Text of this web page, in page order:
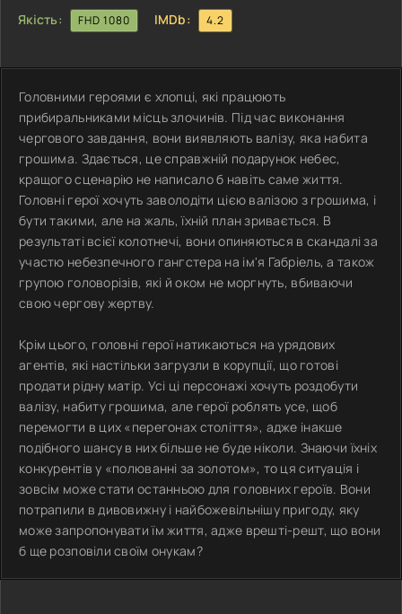
Якість:
FHD 1080 IMDb: 4.2
Головними героями є хлопці, які працюють
прибиральниками місць злочинів. Під час виконання
чергового завдання, вони виявляють валізу, яка набита
грошима. Здається, це справжній подарунок небес,
кращого сценарію не написало б навіть саме життя.
Головні герої хочуть заволодіти цією валізою з грошима, і
бути такими, але на жаль, їхній план зривається. В
результаті всієї колотнечі, вони опиняються в скандалі за
участю небезпечного гангстера на ім'я Габріель, а також
групою головорізів, які й оком не моргнуть, вбиваючи
свою чергову жертву.
Крім цього, головні герої натикаються на урядових
агентів, які настільки загрузли в корупції, що готові
продати рідну матір. Усі ці персонажі хочуть роздобути
валізу, набиту грошима, але герої роблять усе, щоб
перемогти в цих «перегонах століття», адже інакше
подібного шансу в них більше не буде ніколи. Знаючи їхніх
конкурентів у «полюванні за золотом», то ця ситуація і
зовсім може стати останньою для головних героїв. Вони
потрапили в дивовижну і найбожевільнішу пригоду, яку
може запропонувати їм життя, адже врешті-решт, що вони
б ще розповіли своїм онукам?